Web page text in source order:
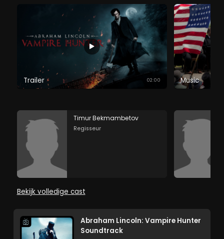
Trailer 02:00 Music
Timur Bekmambetov
Regisseur
Bekijk volledige cast
Abraham Lincoln: Vampire Hunter
Soundtrack